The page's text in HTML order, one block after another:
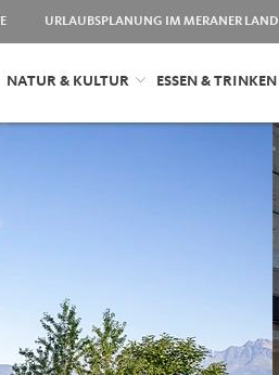
URLAUBSPLANUNG IM MERANER LAND
NATUR & KULTUR ESSEN & TRINKEN